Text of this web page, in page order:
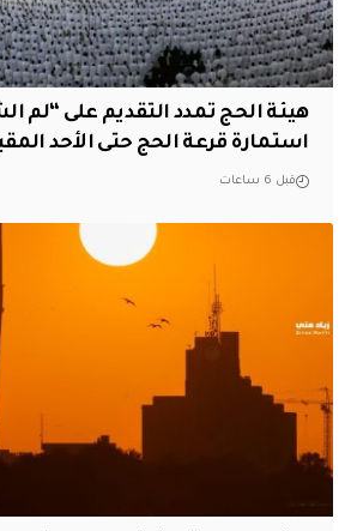
هيئة الحج تمدد التقديم على “لم
استمارة قرعة الحج حتى الأحد
قبل 6 ساعات